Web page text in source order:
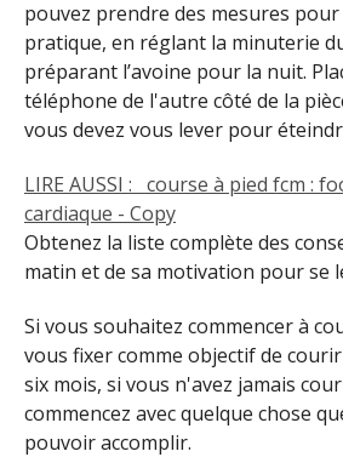
pouvez prendre des mesures
pratique, en réglant la minuterie
préparant l’avoine pour la nuit.
téléphone de l'autre côté de la
vous devez vous lever pour
LIRE AUSSI : course à pied fcm :
cardiaque - Copy
Obtenez la liste complète des
matin et de sa motivation pour se
Si vous souhaitez commencer à
vous fixer comme objectif de
six mois, si vous n'avez jamais
commencez avec quelque chose
pouvoir accomplir.